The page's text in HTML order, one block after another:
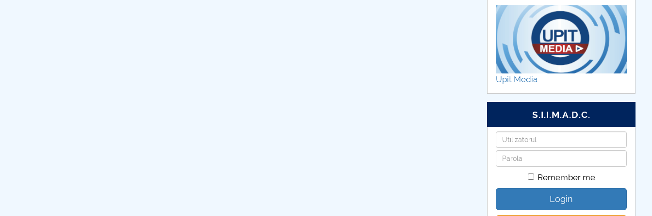
Upit Media
S.I.I.M.A.D.C.
Username
Password
Remember me
Login